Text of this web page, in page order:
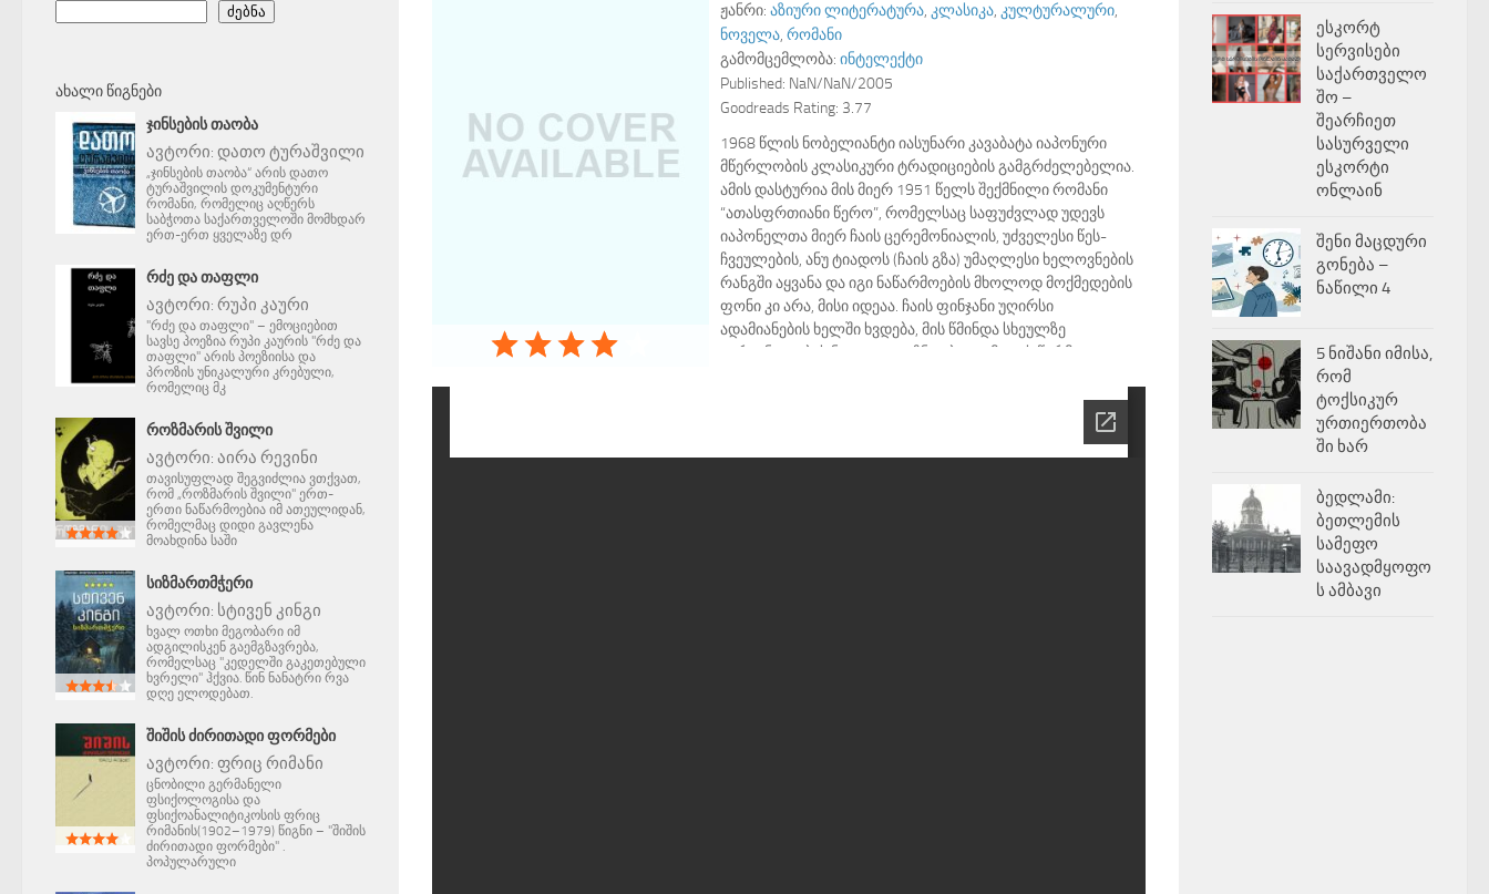
ჟანრი: აზიური ლიტერატურა, კლასიკა, კულტურალური,
ნოველა, რომანი
გამომცემლობა: ინტელექტი
Published: NaN/NaN/2005
Goodreads Rating: 3.77
1968 წლის ნობელიანტი იასუნარი კავაბატა იაპონური
მწერლობის კლასიკური ტრადიციების გამგრძელებელია.
ამის დასტურია მის მიერ 1951 წელს შექმნილი რომანი
“ათასფრთიანი წერო”, რომელსაც საფუძვლად უდევს
იაპონელთა მიერ ჩაის ცერემონიალის, უძველესი წეს-
ჩვეულების, ანუ ტიადოს (ჩაის გზა) უმაღლესი ხელოვნების
რანგში აყვანა და იგი ნაწარმოების მხოლოდ მოქმედების
ფონი კი არა, მისი იდეაა. ჩაის ფინჯანი უღირსი
ადამიანების ხელში ხვდება, მის წმინდა სხეულზე
გარყვნილების ნაკვალევი ჩნდება, თუმცა ეს წარმავალია,
ადამიანების ხელთაა, მის ასაკთან შედარებით მხოლოდ
ძებნა
ᲐᲮᲐᲚᲘ ᲬᲘᲒᲜᲔᲑᲘ
ᲯᲘᲜᲡᲔᲑᲘᲡ ᲗᲐᲝᲑᲐ
ავტორი: დათო ტურაშვილი
„ჯინსების თაობა“ არის დათო
ტურაშვილის დოკუმენტური
რომანი, რომელიც აღწერს
საბჭოთა საქართველოში მომხდარ
ერთ-ერთ ყველაზე დრ
ᲠᲫᲔ ᲓᲐ ᲗᲐᲤᲚᲘ
ავტორი: რუპი კაური
"რძე და თაფლი" – ემოციებით
სავსე პოეზია რუპი კაურის "რძე და
თაფლი" არის პოეზიისა და
პროზის უნიკალური კრებული,
რომელიც მკ
ᲠᲝᲖᲛᲐᲠᲘᲡ ᲨᲕᲘᲚᲘ
ავტორი: აირა რევინი
თავისუფლად შეგვიძლია ვთქვათ,
რომ „როზმარის შვილი" ერთ-
ერთი ნაწარმოებია იმ ათეულიდან,
რომელმაც დიდი გავლენა
მოახდინა საში
ᲡᲘᲖᲛᲐᲠᲗᲛᲭᲔᲠᲘ
ავტორი: სტივენ კინგი
ხვალ ოთხი მეგობარი იმ
ადგილისკენ გაემგზავრება,
რომელსაც "კედელში გაკეთებული
ხვრელი" ჰქვია. წინ ნანატრი რვა
დღე ელოდებათ.
ᲨᲘᲨᲘᲡ ᲫᲘᲠᲘᲗᲐᲓᲘ ᲤᲝᲠᲛᲔᲑᲘ
ავტორი: ფრიც რიმანი
ცნობილი გერმანელი
ფსიქოლოგისა და
ფსიქოანალიტიკოსის ფრიც
რიმანის(1902–1979) წიგნი – "შიშის
ძირითადი ფორმები" .
პოპულარული
ესკორტ
სერვისები
საქართველო
შო –
შეარჩიეთ
სასურველი
ესკორტი
ონლაინ
შენი მაცდური
გონება –
ნაწილი 4
5 ნიშანი იმისა,
რომ
ტოქსიკურ
ურთიერთობა
ში ხარ
ბედლამი:
ბეთლემის
სამეფო
საავადმყოფო
ს ამბავი